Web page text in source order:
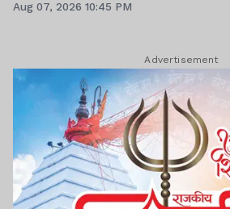
Aug 07, 2026 10:45 PM
Advertisement